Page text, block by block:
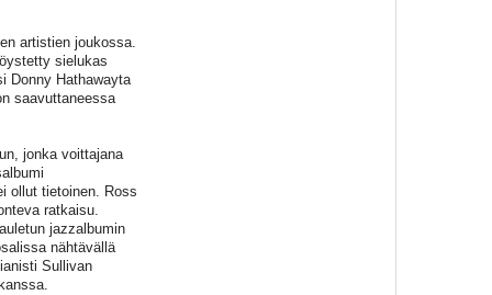
artistien joukossa.
sielukas
Donny Hathawayta
saavuttaneessa
jonka voittajana
ollut tietoinen. Ross
ratkaisu.
jazzalbumin
nähtävällä
Sullivan